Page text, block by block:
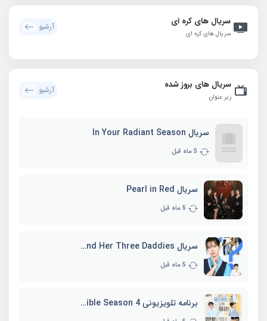
سریال های کره ای
سریال های کره ای
آرشیو
سریال های بروز شده
زیر عنوان
آرشیو
سریال In Your Radiant Season
5 ماه قبل
سریال Pearl in Red
5 ماه قبل
سریال Marie and Her Three Daddies
5 ماه قبل
برنامه تلویزیونی Whenever Possible Season 4